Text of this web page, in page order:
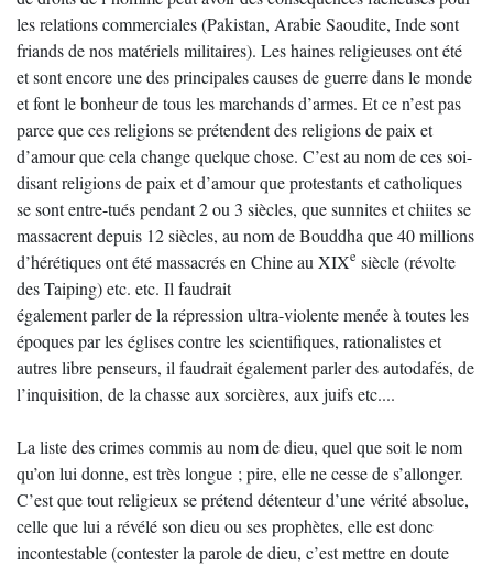
les relations commerciales (Pakistan, Arabie Saoudite, Inde sont
friands de nos matériels militaires). Les haines religieuses ont été
et sont encore une des principales causes de guerre dans le monde
et font le bonheur de tous les marchands d’armes. Et ce n’est pas
parce que ces religions se prétendent des religions de paix et
d’amour que cela change quelque chose. C’est au nom de ces soi-
disant religions de paix et d’amour que protestants et catholiques
se sont entre-tués pendant 2 ou 3 siècles, que sunnites et chiites se
massacrent depuis 12 siècles, au nom de Bouddha que 40 millions
d’hérétiques ont été massacrés en Chine au XIXe siècle (révolte
des Taiping) etc. etc. Il faudrait
également parler de la répression ultra-violente menée à toutes les
époques par les églises contre les scientifiques, rationalistes et
autres libre penseurs, il faudrait également parler des autodafés, de
l’inquisition, de la chasse aux sorcières, aux juifs etc....
La liste des crimes commis au nom de dieu, quel que soit le nom
qu’on lui donne, est très longue ; pire, elle ne cesse de s’allonger.
C’est que tout religieux se prétend détenteur d’une vérité absolue,
celle que lui a révélé son dieu ou ses prophètes, elle est donc
incontestable (contester la parole de dieu, c’est mettre en doute